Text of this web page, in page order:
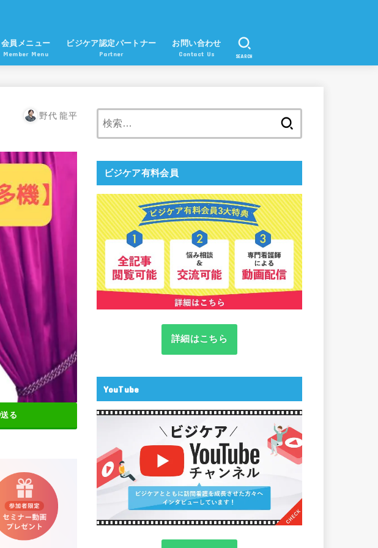
会員メニュー
Member Menu
ビジケア認定パートナー
Partner
お問い合わせ
Contact Us SEARCH
野代 龍平
送る
ビジケア有料会員
詳細はこちら
YouTube